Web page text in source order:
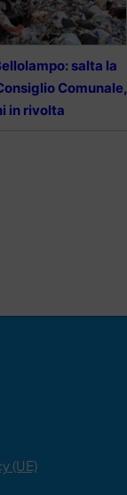
salta la
Comunale,
in rivolta
(UE)